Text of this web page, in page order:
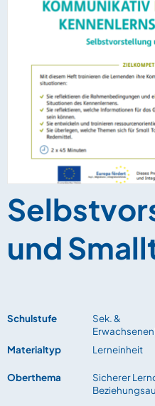
und
Schulstufe
Sek. &
Materialtyp
Lerneinheit
Oberthema
Sicherer